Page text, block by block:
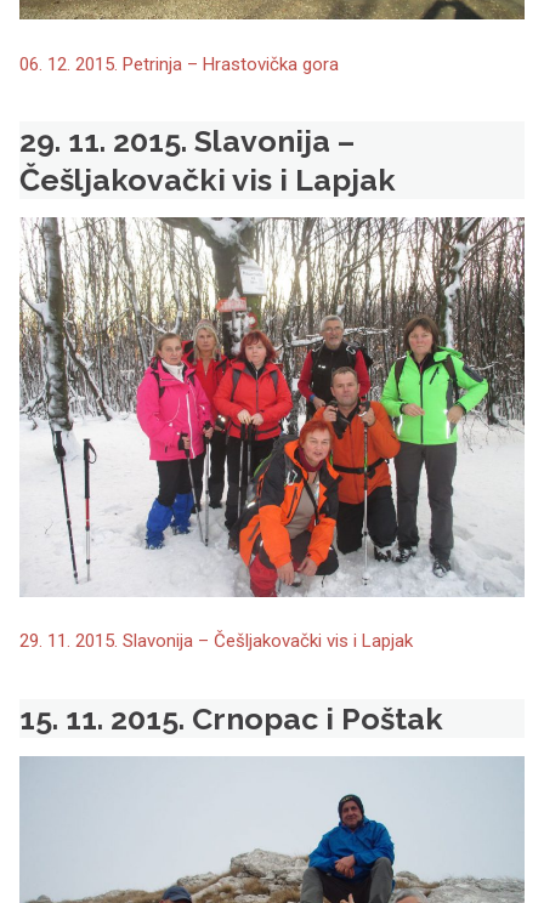
06. 12. 2015. Petrinja – Hrastovička gora
29. 11. 2015. Slavonija –
Češljakovački vis i Lapjak
29. 11. 2015. Slavonija – Češljakovački vis i Lapjak
15. 11. 2015. Crnopac i Poštak